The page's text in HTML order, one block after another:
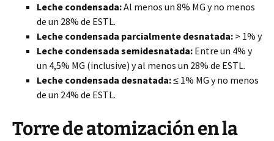
Leche condensada:Al menos un 8% MG y no menos
de un 28% de ESTL.
Leche condensada parcialmente desnatada: > 1% y
Leche condensada semidesnatada: Entre un 4% y
un 4,5% MG (inclusive) y al menos un 28% de ESTL.
Leche condensada desnatada:≤ 1% MG y no menos
de un 24% de ESTL.
Torre de atomización en la